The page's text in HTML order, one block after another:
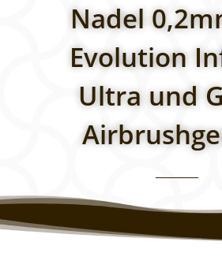
Nadel
Evolution
Ultra und